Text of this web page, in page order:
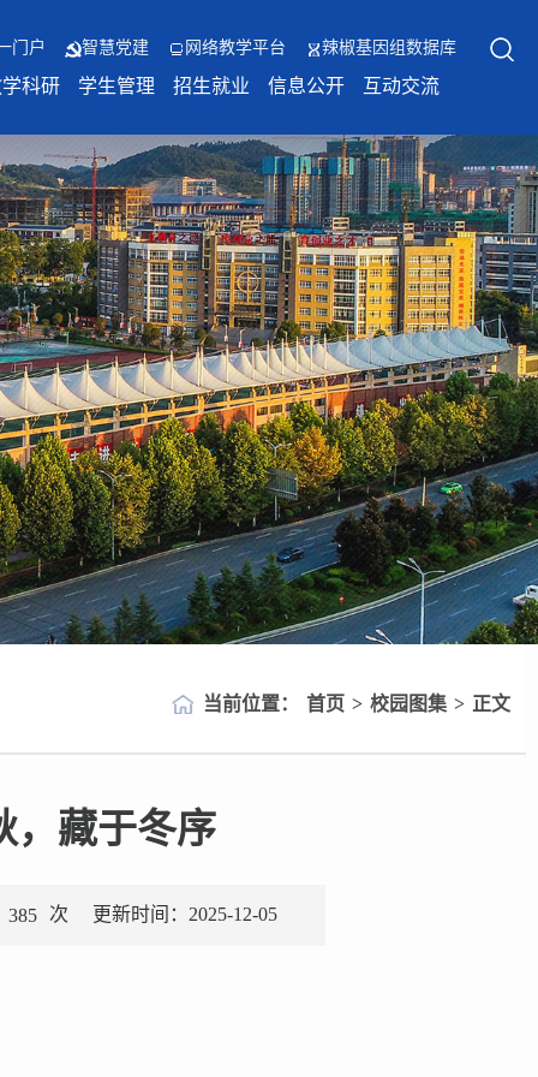
门户 智慧党建 网络教学平台 辣椒基因组数据库
科研 学生管理 招生就业 信息公开 互动交流
当前位置： 首页 > 校园图集 > 正文
，藏于冬序
385 次 更新时间：2025-12-05